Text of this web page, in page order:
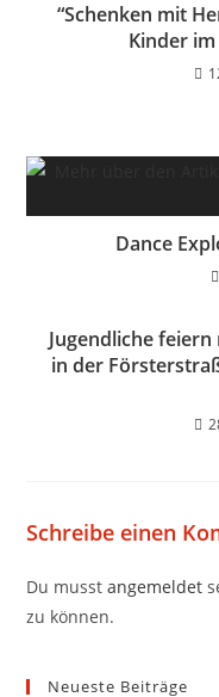
“Schenken mit
Kinder
Dance
Jugendliche
in der
Schreibe einen
Du musstangemeldet
zu können.
Neueste Beiträge